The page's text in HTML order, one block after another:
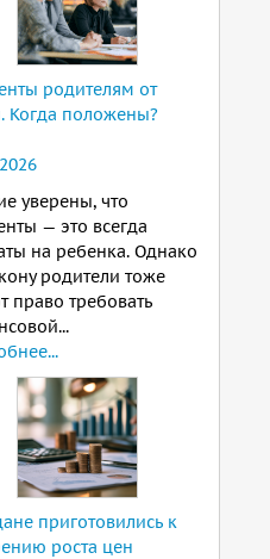
родителям от
Когда положены?
уверены, что
— это всегда
на ребенка. Однако
родители тоже
право требовать
приготовились к
роста цен